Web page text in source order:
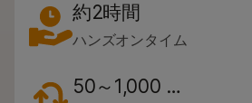
タイプ別
装置の互換性別
約2時間
ハンズオンタイム
50～1,000 …